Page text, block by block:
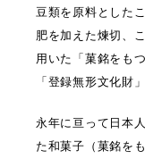
豆類を原料とした
肥を加えた煉切、
用いた「菓銘をも
「登録無形文化財
永年に亘って日本
た和菓子（菓銘を